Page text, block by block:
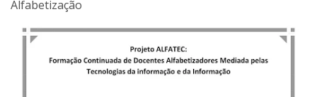
Alfabetização